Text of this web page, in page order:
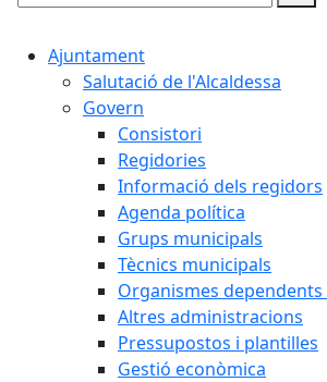
Cercar:
Ajuntament
Salutació de l'Alcaldessa
Govern
Consistori
Regidories
Informació dels regidors
Agenda política
Grups municipals
Tècnics municipals
Organismes
Altres administracions
Pressupostos i plantilles
Gestió econòmica